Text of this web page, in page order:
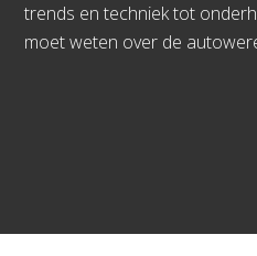
trends en techniek tot
moet weten over de